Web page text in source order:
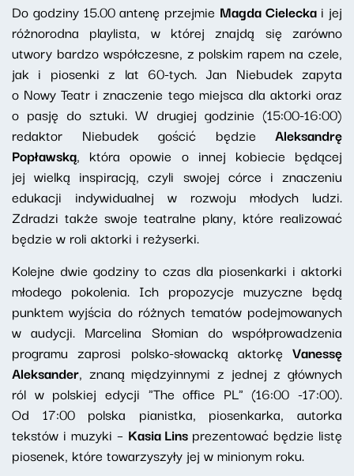
Do godziny 15.00 antenę przejmie Magda Cieleckai jej
różnorodna playlista, w której znajdą się zarówno
utwory bardzo współczesne, z polskim rapem na czele,
jak i piosenki z lat 60-tych. Jan Niebudek zapyta
o Nowy Teatr i znaczenie tego miejsca dla aktorki oraz
o pasję do sztuki. W drugiej godzinie (15:00-16:00)
redaktor Niebudek gościć będzie Aleksandrę
Popławską, która opowie o innej kobiecie będącej
jej wielką inspiracją, czyli swojej córce i znaczeniu
edukacji indywidualnej w rozwoju młodych ludzi.
Zdradzi także swoje teatralne plany, które realizować
będzie w roli aktorki i reżyserki.
Kolejne dwie godziny to czas dla piosenkarki i aktorki
młodego pokolenia. Ich propozycje muzyczne będą
punktem wyjścia do różnych tematów podejmowanych
w audycji. Marcelina Słomian do współprowadzenia
programu zaprosi polsko-słowacką aktorkę Vanessę
Aleksander, znaną międzyinnymi z jednej z głównych
ról w polskiej edycji "The office PL" (16:00 -17:00).
Od 17:00 polska pianistka, piosenkarka, autorka
tekstów i muzyki – Kasia Lins prezentować będzie listę
piosenek, które towarzyszyły jej w minionym roku.